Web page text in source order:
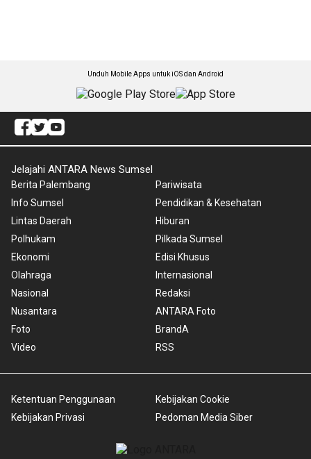
Unduh Mobile Apps untuk iOS dan Android
Jelajahi ANTARA News Sumsel
Berita Palembang
Info Sumsel
Lintas Daerah
Polhukam
Ekonomi
Olahraga
Nasional
Nusantara
Foto
Video
Pariwisata
Pendidikan & Kesehatan
Hiburan
Pilkada Sumsel
Edisi Khusus
Internasional
Redaksi
ANTARA Foto
BrandA
RSS
Ketentuan Penggunaan
Kebijakan Privasi
Kebijakan Cookie
Pedoman Media Siber